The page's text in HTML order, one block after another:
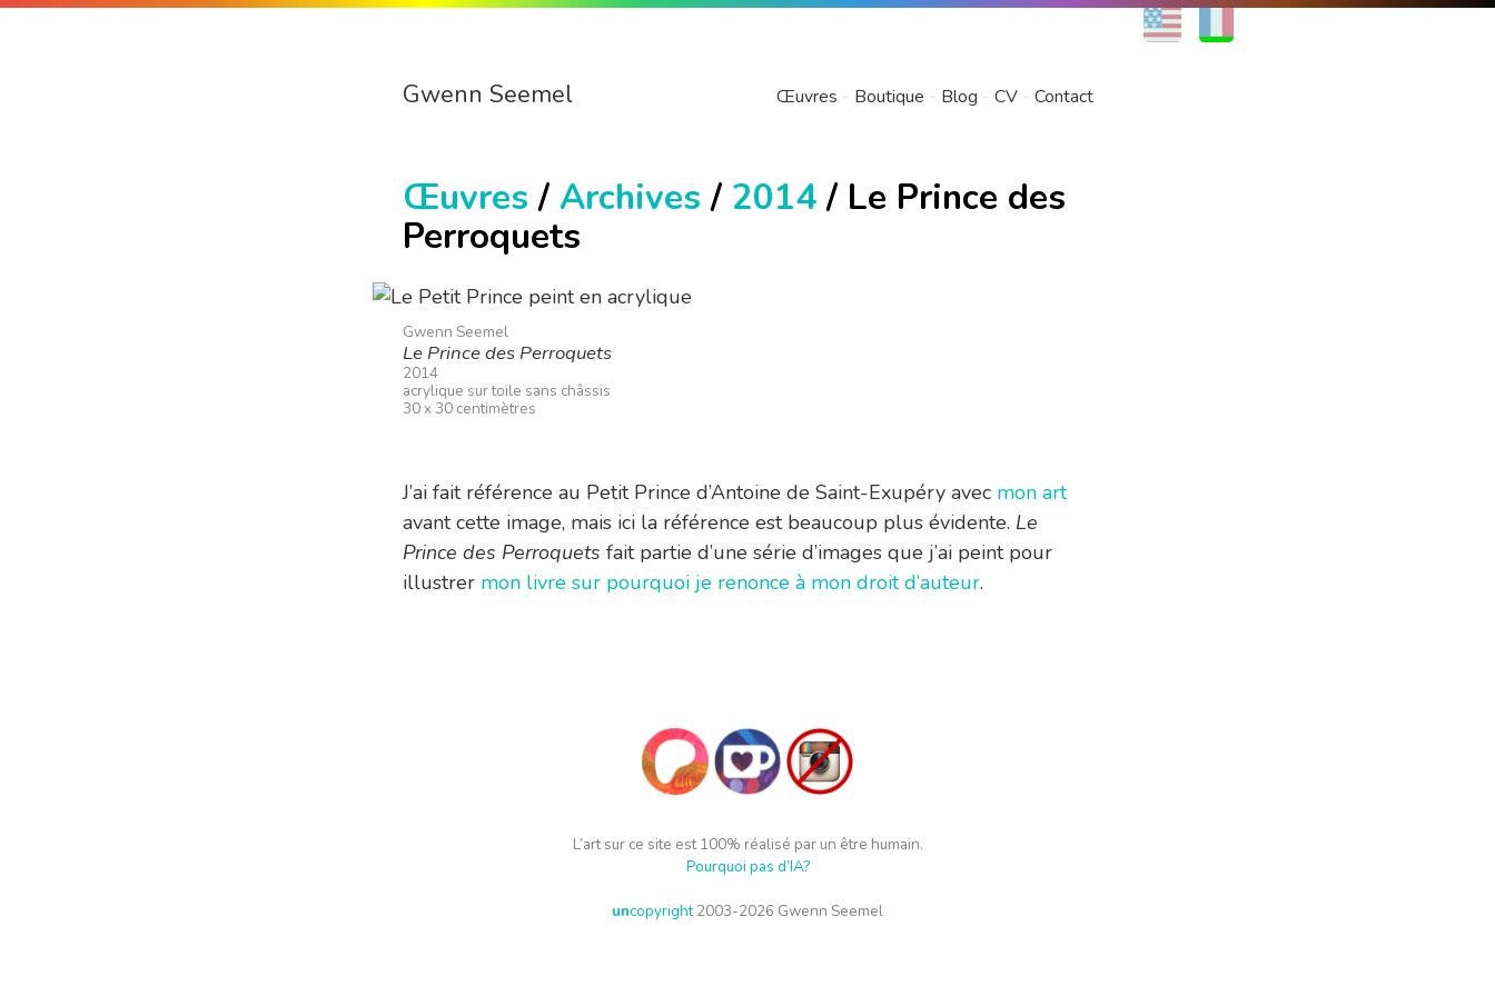
EN
Gwenn Seemel Œuvres Boutique Blog CV Contact
Œuvres /Archives / 2014/ Le Prince des
Perroquets
Gwenn Seemel
Le Prince des Perroquets
2014
acrylique sur toile sans châssis
30 x 30 centimètres
J’ai fait référence au Petit Prince d’Antoine de Saint-Exupéry avec mon art
avant cette image, mais ici la référence est beaucoup plus évidente. Le
Prince des Perroquets fait partie d’une série d’images que j’ai peint pour
illustrer mon livre sur pourquoi je renonce à mon droit d’auteur.
L’art sur ce site est 100% réalisé par un être humain.
Pourquoi pas d’IA?
uncopyright2003-2026 Gwenn Seemel